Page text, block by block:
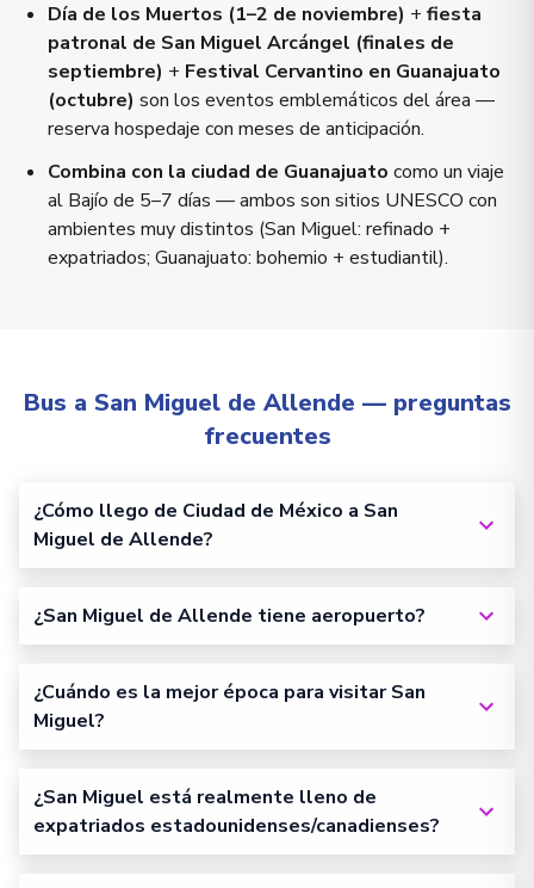
Día de los Muertos (1–2 de noviembre) + fiesta
patronal de San Miguel Arcángel (finales de
septiembre) + Festival Cervantino en Guanajuato
(octubre) son los eventos emblemáticos del área —
reserva hospedaje con meses de anticipación.
Combina con la ciudad de Guanajuato como un viaje
al Bajío de 5–7 días — ambos son sitios UNESCO con
ambientes muy distintos (San Miguel: refinado +
expatriados; Guanajuato: bohemio + estudiantil).
Bus a San Miguel de Allende — preguntas
frecuentes
¿Cómo llego de Ciudad de México a San
Miguel de Allende?
¿San Miguel de Allende tiene aeropuerto?
¿Cuándo es la mejor época para visitar San
Miguel?
¿San Miguel está realmente lleno de
expatriados estadounidenses/canadienses?